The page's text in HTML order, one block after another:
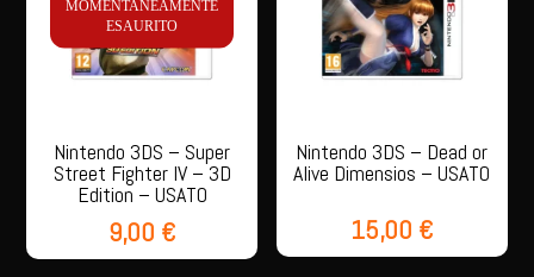
MOMENTANEAMENTE
ESAURITO
Nintendo 3DS – Super
Street Fighter IV – 3D
Edition – USATO
9,00 €
Nintendo 3DS – Dead or
Alive Dimensios – USATO
15,00 €